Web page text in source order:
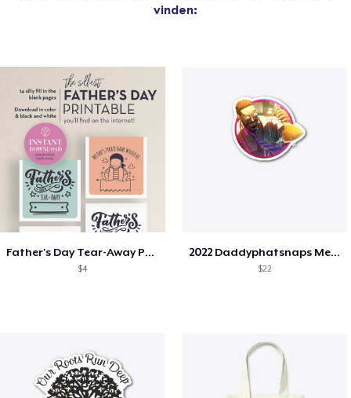
vinden:
Father's Day Tear-Away Printable
$4
2022 Daddyphatsnaps Merch
$22